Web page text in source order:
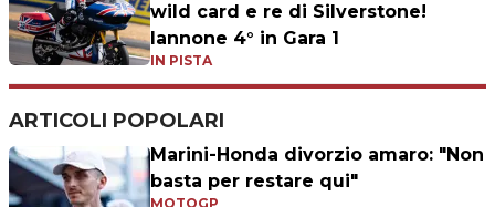
wild card e re di Silverstone!
Iannone 4° in Gara 1
IN PISTA
ARTICOLI POPOLARI
Marini-Honda divorzio amaro: "Non
basta per restare qui"
MOTOGP